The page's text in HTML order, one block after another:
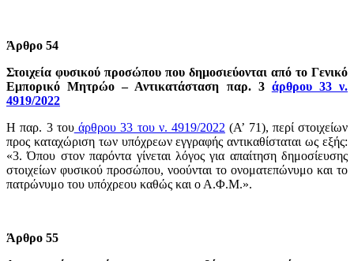
Άρθρο 54
Στοιχεία φυσικού προσώπου που δημοσιεύονται από το Γενικό
Εμπορικό Μητρώο – Αντικατάσταση παρ. 3 άρθρου 33 ν.
4919/2022
Η παρ. 3 τουάρθρου 33 του ν. 4919/2022 (Α’ 71), περί στοιχείων
προς καταχώριση των υπόχρεων εγγραφής αντικαθίσταται ως εξής:
«3. Όπου στον παρόντα γίνεται λόγος για απαίτηση δημοσίευσης
στοιχείων φυσικού προσώπου, νοούνται το ονοματεπώνυμο και το
πατρώνυμο του υπόχρεου καθώς και ο Α.Φ.Μ.».
Άρθρο 55